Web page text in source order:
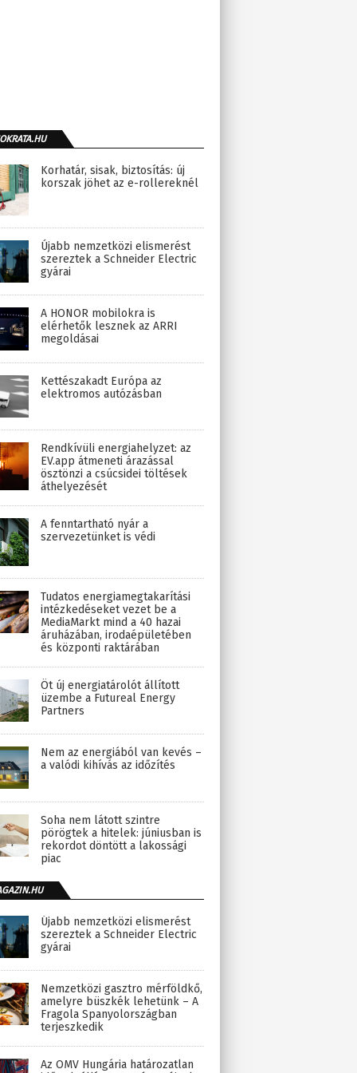
Korhatár, sisak, biztosítás: új
korszak jöhet az e-rollereknél
Újabb nemzetközi elismerést
szereztek a Schneider Electric
gyárai
A HONOR mobilokra is
elérhetők lesznek az ARRI
megoldásai
Kettészakadt Európa az
elektromos autózásban
Rendkívüli energiahelyzet: az
EV.app átmeneti árazással
ösztönzi a csúcsidei töltések
áthelyezését
A fenntartható nyár a
szervezetünket is védi
Tudatos energiamegtakarítási
intézkedéseket vezet be a
MediaMarkt mind a 40 hazai
áruházában, irodaépületében
és központi raktárában
Öt új energiatárolót állított
üzembe a Futureal Energy
Partners
Nem az energiából van kevés –
a valódi kihívás az időzítés
Soha nem látott szintre
pörögtek a hitelek: júniusban is
rekordot döntött a lakossági
piac
Újabb nemzetközi elismerést
szereztek a Schneider Electric
gyárai
Nemzetközi gasztro mérföldkő,
amelyre büszkék lehetünk – A
Fragola Spanyolországban
terjeszkedik
Az OMV Hungária határozatlan